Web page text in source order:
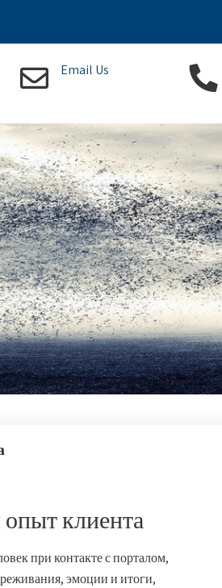
Email Us
клиента
при контакте с порталом,
эмоции и итоги,